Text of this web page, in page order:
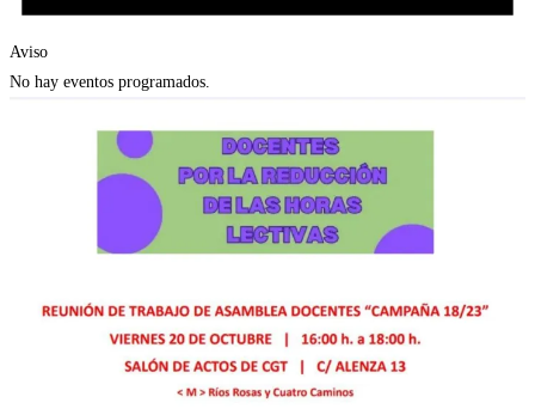
Aviso
No hay eventos programados.